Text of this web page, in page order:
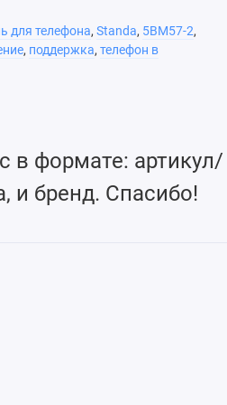
посмотреть в разделе
точные винты.
– левый и правый.
для телефона, Standa, 5BM57-2,
, поддержка, телефон в
в формате: артикул/
и бренд. Спасибо!